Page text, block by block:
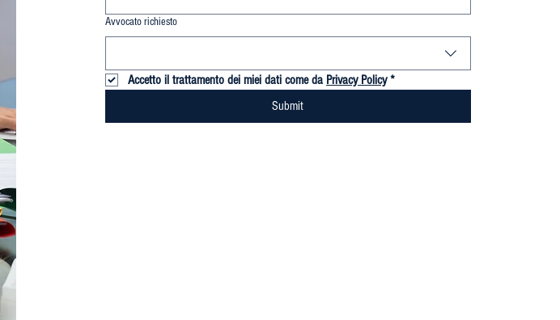
Avvocato richiesto
Accetto il trattamento dei miei dati come da Privacy Policy *
Submit